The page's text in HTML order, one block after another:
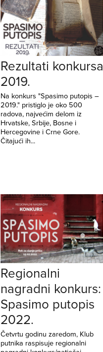
Rezultati konkursa
2019.
Na konkurs "Spasimo putopis –
2019." pristiglo je oko 500
radova, najvećim delom iz
Hrvatske, Srbije, Bosne i
Hercegovine i Crne Gore.
Čitajući ih...
Regionalni
nagradni konkurs:
Spasimo putopis
2022.
Četvrtu godinu zaredom, Klub
putnika raspisuje regionalni